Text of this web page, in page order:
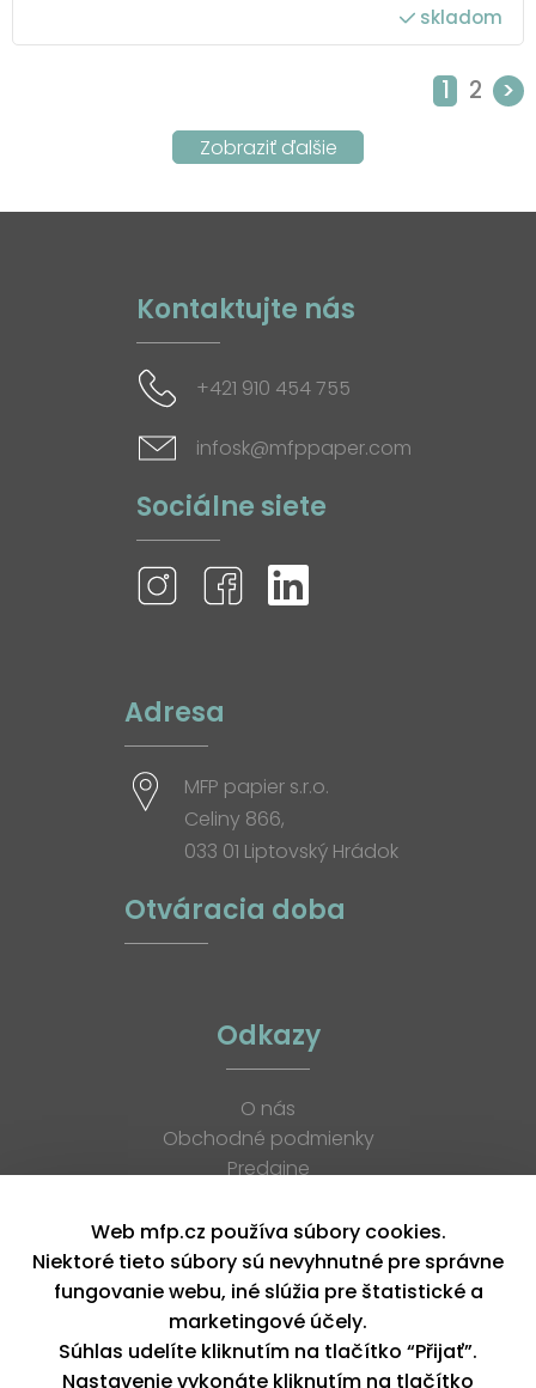
počet ks v balení: 25
skladom
1 2 >
Kontaktujte nás
+421 910 454 755
infosk@mfppaper.com
Sociálne siete
Adresa
MFP papier s.r.o.
Celiny 866,
033 01 Liptovský Hrádok
Otváracia doba
Odkazy
O nás
Obchodné podmienky
Predajne
K stiahnutiu
Blog
Kontakt
Kariéra
XML feed
Web mfp.cz používa súbory cookies.
Niektoré tieto súbory sú nevyhnutné pre správne
fungovanie webu, iné slúžia pre štatistické a
marketingové účely.
Súhlas udelíte kliknutím na tlačítko “Přijať”.
Nastavenie vykonáte kliknutím na tlačítko